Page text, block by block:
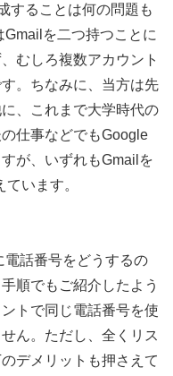
することは何の問題も
を二つ持つことに
むしろ複数アカウント
。ちなみに、当方は先
、これまで大学時代の
仕事などでもGoogle
が、いずれもGmailを
います。
話番号をどうするの
順でもご紹介したよう
トで同じ電話番号を使
ん。ただし、全くリス
デメリットも押さえて